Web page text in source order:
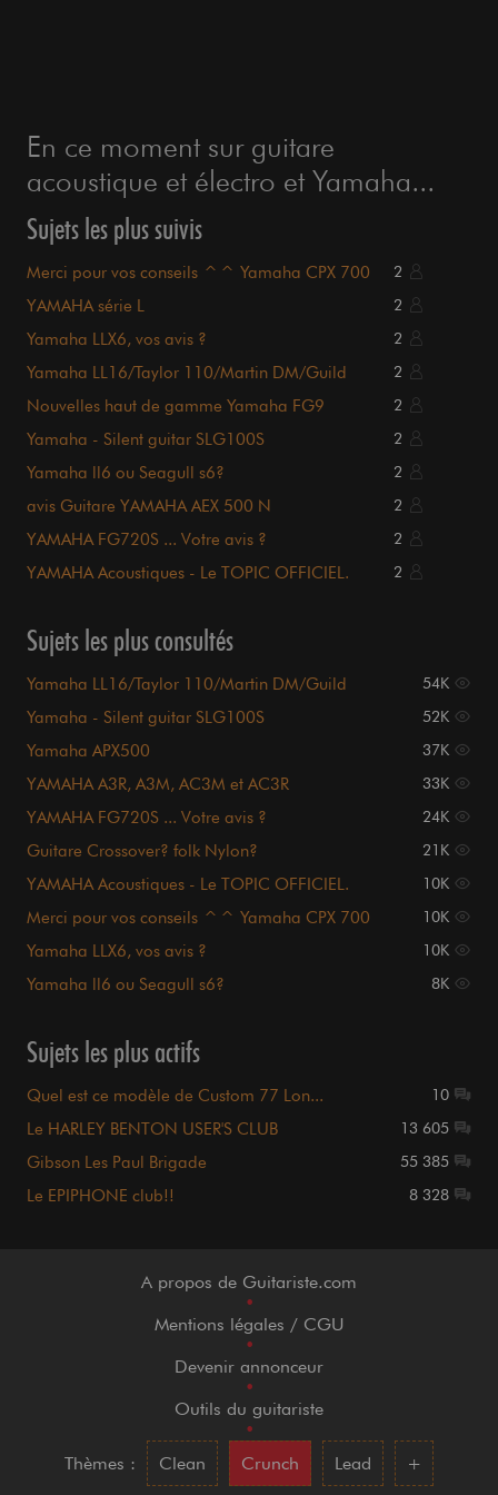
En ce moment sur guitare
acoustique et électro et Yamaha...
Sujets les plus suivis
Merci pour vos conseils ^^ Yamaha CPX 700 2
YAMAHA série L 2
Yamaha LLX6, vos avis ? 2
Yamaha LL16/Taylor 110/Martin DM/Guild
2
Nouvelles haut de gamme Yamaha FG9 2
Yamaha - Silent guitar SLG100S 2
Yamaha ll6 ou Seagull s6? 2
avis Guitare YAMAHA AEX 500 N 2
YAMAHA FG720S ... Votre avis ? 2
YAMAHA Acoustiques - Le TOPIC OFFICIEL. 2
Sujets les plus consultés
Yamaha LL16/Taylor 110/Martin DM/Guild
54K
Yamaha - Silent guitar SLG100S 52K
Yamaha APX500 37K
YAMAHA A3R, A3M, AC3M et AC3R 33K
YAMAHA FG720S ... Votre avis ? 24K
Guitare Crossover? folk Nylon? 21K
YAMAHA Acoustiques - Le TOPIC OFFICIEL. 10K
Merci pour vos conseils ^^ Yamaha CPX 700 10K
Yamaha LLX6, vos avis ? 10K
Yamaha ll6 ou Seagull s6? 8K
Sujets les plus actifs
Quel est ce modèle de Custom 77 Lon... 10
Le HARLEY BENTON USER'S CLUB 13 605
Gibson Les Paul Brigade 55 385
Le EPIPHONE club!! 8 328
A propos de Guitariste.com
•
Mentions légales / CGU
•
Devenir annonceur
•
Outils du guitariste
•
Thèmes :
Clean Crunch Lead +